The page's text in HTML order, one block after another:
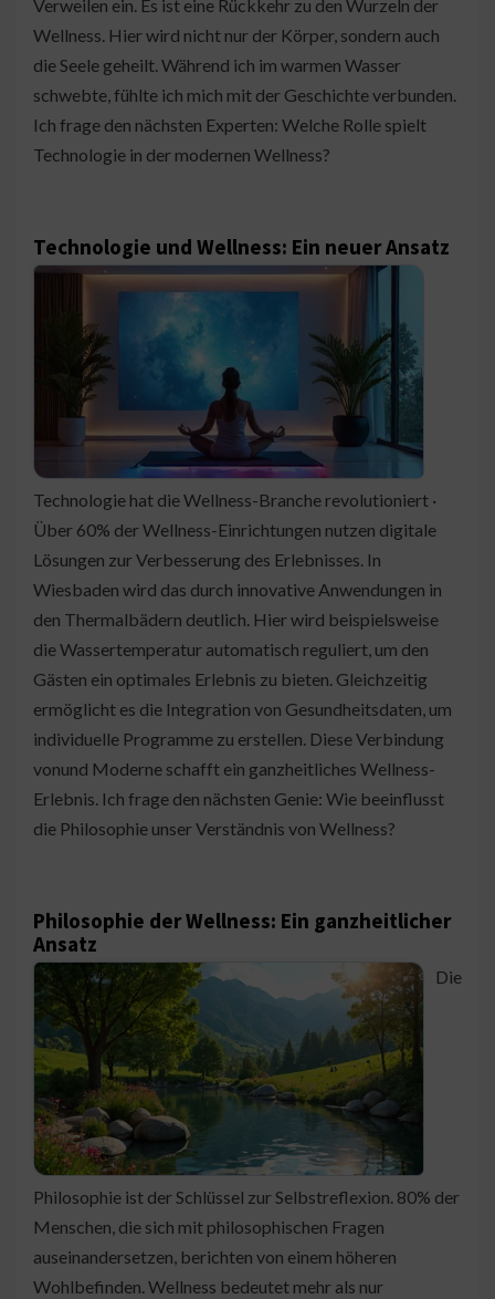
Verweilen ein. Es ist eine Rückkehr zu den Wurzeln der
Wellness. Hier wird nicht nur der Körper, sondern auch
die Seele geheilt. Während ich im warmen Wasser
schwebte, fühlte ich mich mit der Geschichte verbunden.
Ich frage den nächsten Experten: Welche Rolle spielt
Technologie in der modernen Wellness?
Technologie und Wellness: Ein neuer Ansatz
Technologie hat die Wellness-Branche revolutioniert ·
Über 60% der Wellness-Einrichtungen nutzen digitale
Lösungen zur Verbesserung des Erlebnisses. In
Wiesbaden wird das durch innovative Anwendungen in
den Thermalbädern deutlich. Hier wird beispielsweise
die Wassertemperatur automatisch reguliert, um den
Gästen ein optimales Erlebnis zu bieten. Gleichzeitig
ermöglicht es die Integration von Gesundheitsdaten, um
individuelle Programme zu erstellen. Diese Verbindung
vonund Moderne schafft ein ganzheitliches Wellness-
Erlebnis. Ich frage den nächsten Genie: Wie beeinflusst
die Philosophie unser Verständnis von Wellness?
Philosophie der Wellness: Ein ganzheitlicher
Ansatz
Die
Philosophie ist der Schlüssel zur Selbstreflexion. 80% der
Menschen, die sich mit philosophischen Fragen
auseinandersetzen, berichten von einem höheren
Wohlbefinden. Wellness bedeutet mehr als nur